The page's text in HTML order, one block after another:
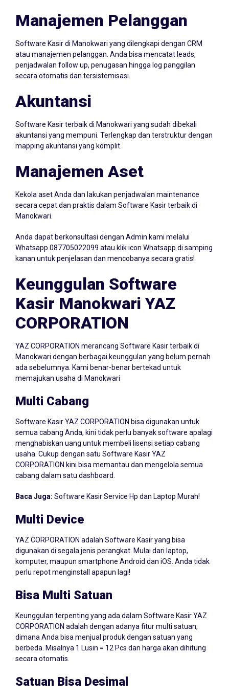
Manajemen Pelanggan
atau manajemen pelanggan. Anda bisa mencatat leads,
penjadwalan follow up, penugasan hingga log panggilan
secara otomatis dan tersistemisasi.
Akuntansi
akuntansi yang mempuni. Terlengkap dan terstruktur dengan
mapping akuntansi yang komplit.
Manajemen Aset
secara cepat dan praktis dalam Software Kasir terbaik di
Manokwari.
Whatsapp087705022099 atau klik icon Whatsapp di samping
kanan untuk penjelasan dan mencobanya secara gratis!
Keunggulan Software
Kasir Manokwari YAZ
CORPORATION
Manokwari dengan berbagai keunggulan yang belum pernah
ada sebelumnya. Kami benar-benar bertekad untuk
memajukan usaha di Manokwari
semua cabang Anda, kini tidak perlu banyak software apalagi
menghabiskan uang untuk membeli lisensi setiap cabang
usaha. Cukup dengan satu Software Kasir YAZ
CORPORATION kini bisa memantau dan mengelola semua
cabang dalam satu dashboard.
digunakan di segala jenis perangkat. Mulai dari laptop,
komputer, maupun smartphone Android dan iOS. Anda tidak
perlu repot menginstall apapun lagi!
CORPORATION adalah dengan adanya fitur multi satuan,
dimana Anda bisa menjual produk dengan satuan yang
berbeda. Misalnya 1 Lusin = 12 Pcs dan harga akan dihitung
secara otomatis.